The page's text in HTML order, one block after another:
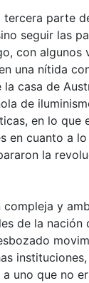
parte
seguir las
con algunos
una nítida
casa de
de
en lo que
en cuanto a
la
y
de la nación
uno que no